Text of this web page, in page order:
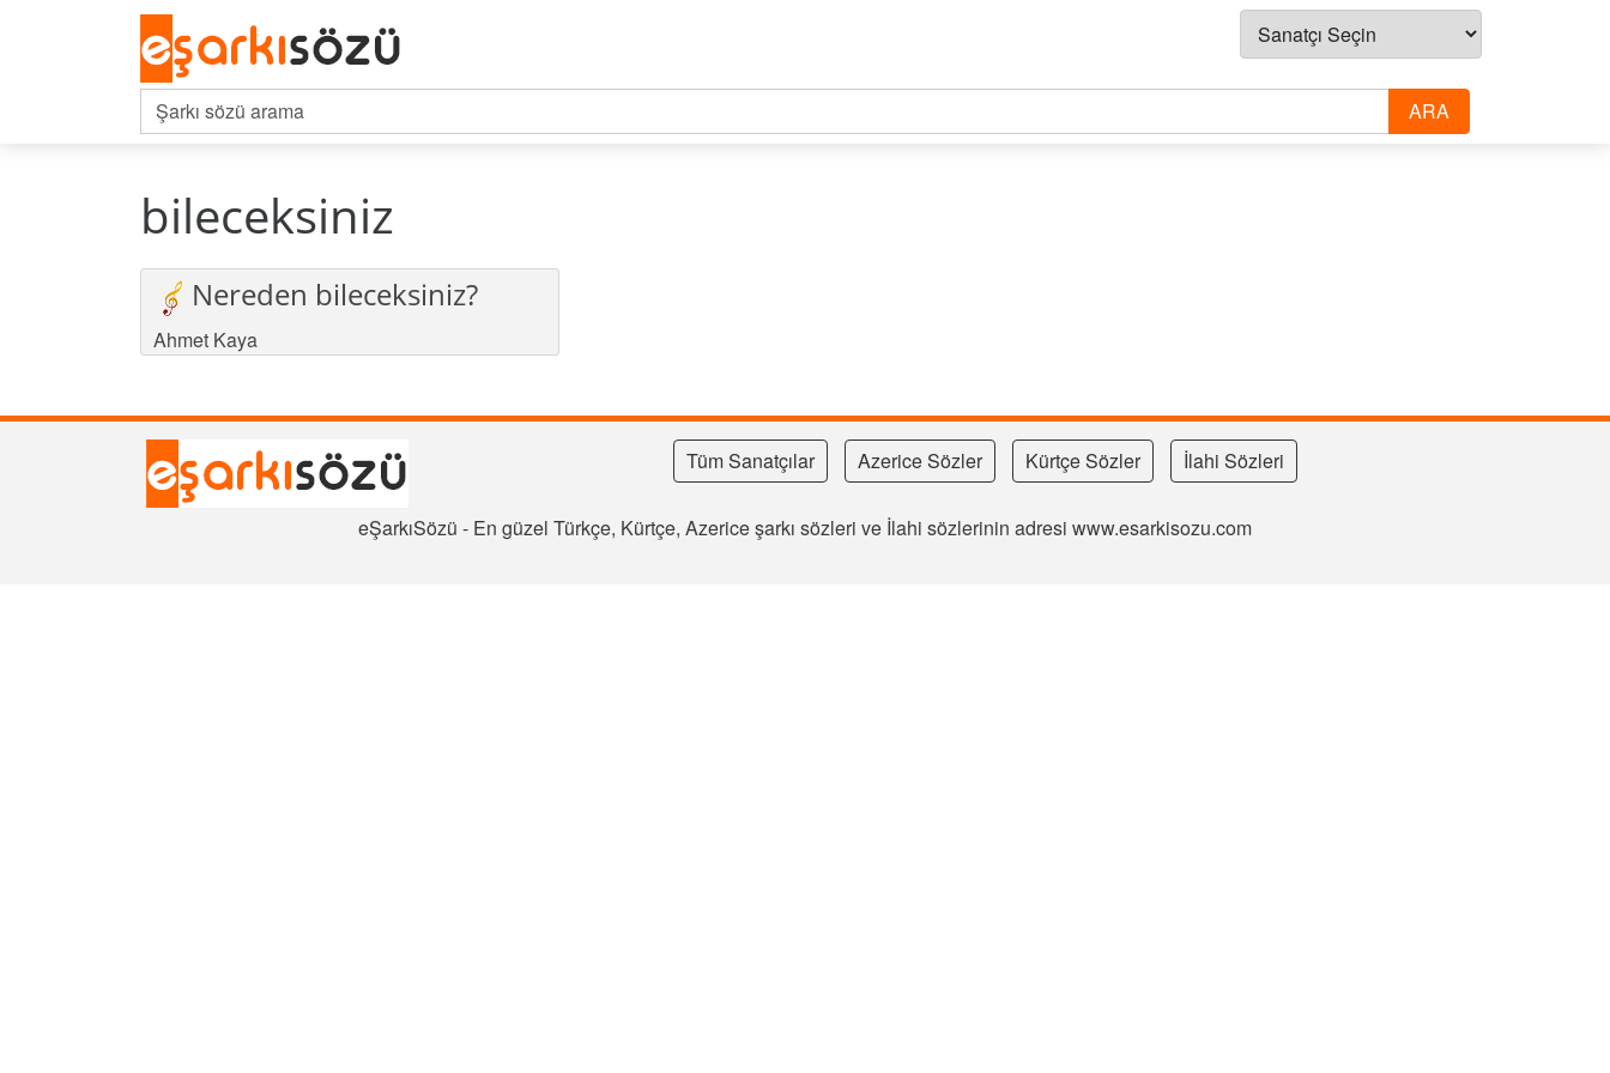
bileceksiniz
Nereden bileceksiniz?
Ahmet Kaya
Tüm Sanatçılar Azerice Sözler Kürtçe Sözler İlahi Sözleri
eŞarkıSözü - En güzel Türkçe, Kürtçe, Azerice şarkı sözleri ve İlahi sözlerinin adresi www.esarkisozu.com